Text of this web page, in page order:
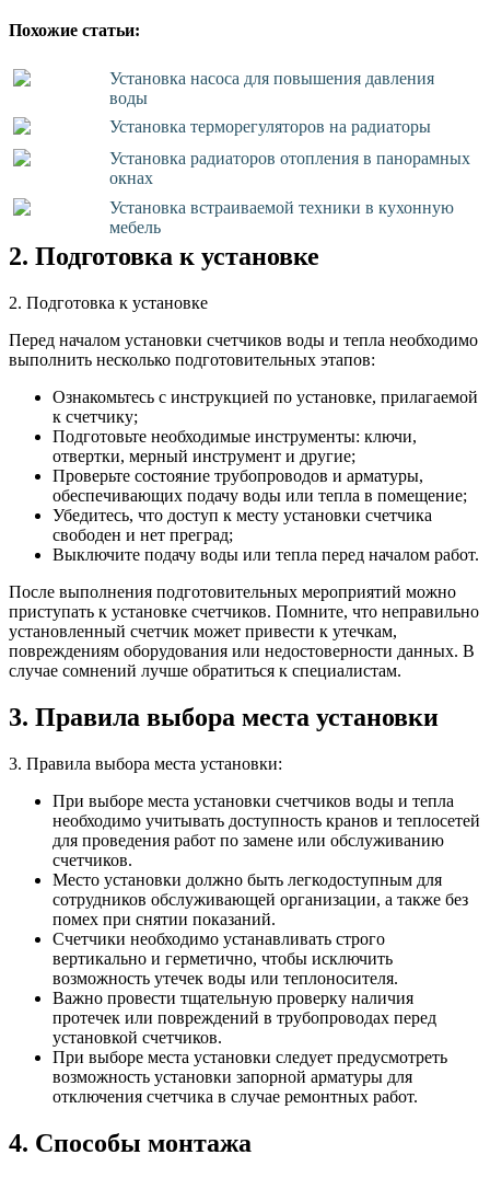
Похожие статьи:
Установка насоса для повышения давления
воды
Установка терморегуляторов на радиаторы
Установка радиаторов отопления в панорамных
окнах
Установка встраиваемой техники в кухонную
мебель
2. Подготовка к установке
2. Подготовка к установке
Перед началом установки счетчиков воды и тепла необходимо
выполнить несколько подготовительных этапов:
Ознакомьтесь с инструкцией по установке, прилагаемой
к счетчику;
Подготовьте необходимые инструменты: ключи,
отвертки, мерный инструмент и другие;
Проверьте состояние трубопроводов и арматуры,
обеспечивающих подачу воды или тепла в помещение;
Убедитесь, что доступ к месту установки счетчика
свободен и нет преград;
Выключите подачу воды или тепла перед началом работ.
После выполнения подготовительных мероприятий можно
приступать к установке счетчиков. Помните, что неправильно
установленный счетчик может привести к утечкам,
повреждениям оборудования или недостоверности данных. В
случае сомнений лучше обратиться к специалистам.
3. Правила выбора места установки
3. Правила выбора места установки:
При выборе места установки счетчиков воды и тепла
необходимо учитывать доступность кранов и теплосетей
для проведения работ по замене или обслуживанию
счетчиков.
Место установки должно быть легкодоступным для
сотрудников обслуживающей организации, а также без
помех при снятии показаний.
Счетчики необходимо устанавливать строго
вертикально и герметично, чтобы исключить
возможность утечек воды или теплоносителя.
Важно провести тщательную проверку наличия
протечек или повреждений в трубопроводах перед
установкой счетчиков.
При выборе места установки следует предусмотреть
возможность установки запорной арматуры для
отключения счетчика в случае ремонтных работ.
4. Способы монтажа